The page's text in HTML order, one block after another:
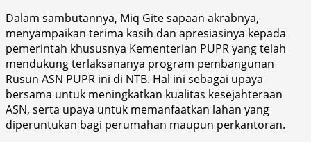
Dalam sambutannya, Miq Gite sapaan akrabnya,
menyampaikan terima kasih dan apresiasinya kepada
pemerintah khususnya Kementerian PUPR yang telah
mendukung terlaksananya program pembangunan
Rusun ASN PUPR ini di NTB. Hal ini sebagai upaya
bersama untuk meningkatkan kualitas kesejahteraan
ASN, serta upaya untuk memanfaatkan lahan yang
diperuntukan bagi perumahan maupun perkantoran.